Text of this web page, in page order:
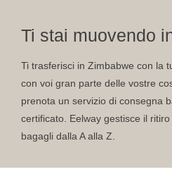
Ti stai muovendo
Ti trasferisci in Zimbabwe con la
con voi gran parte delle vostre
prenota un servizio di consegna
certificato. Eelway gestisce il
bagagli dalla A alla Z.